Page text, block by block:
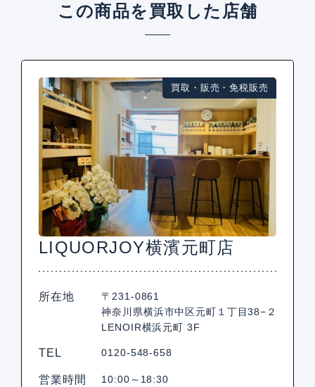
この商品を買取した店舗
買取・販売・免税販売
LIQUORJOY横濱元町店
所在地
〒231-0861
神奈川県横浜市中区元町１丁目38−２
LENOIR横浜元町 3F
TEL 0120-548-658
営業時間 10:00～18:30